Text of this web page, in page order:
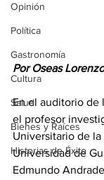
Opinión
Política
Gastronomía
Cultura
Salud
Bienes y Raíces
Historias de Éxito
Por Oseas
En el auditorio de
el profesor
Universitario de la
Universidad de
Edmundo